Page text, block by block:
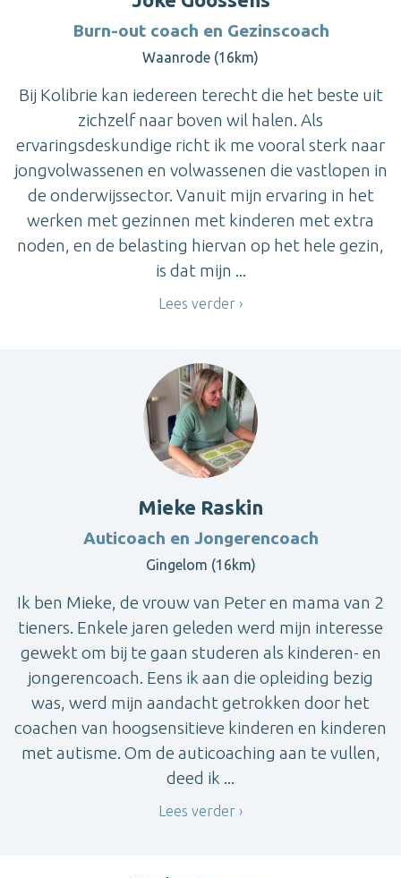
Burn-out coach en Gezinscoach
Waanrode (16km)
Bij Kolibrie kan iedereen terecht die het beste uit
zichzelf naar boven wil halen. Als
ervaringsdeskundige richt ik me vooral sterk naar
jongvolwassenen en volwassenen die vastlopen in
de onderwijssector. Vanuit mijn ervaring in het
werken met gezinnen met kinderen met extra
noden, en de belasting hiervan op het hele gezin,
is dat mijn ...
Lees verder
Mieke Raskin
Auticoach en Jongerencoach
Gingelom (16km)
Ik ben Mieke, de vrouw van Peter en mama van 2
tieners. Enkele jaren geleden werd mijn interesse
gewekt om bij te gaan studeren als kinderen- en
jongerencoach. Eens ik aan die opleiding bezig
was, werd mijn aandacht getrokken door het
coachen van hoogsensitieve kinderen en kinderen
met autisme. Om de auticoaching aan te vullen,
deed ik ...
Lees verder